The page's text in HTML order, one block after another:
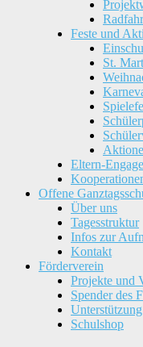
Feste und
St.
Eltern-
Offene
Über uns
Tagesstruktur
Infos zur
Kontakt
Förderverein
Projekte und
Spender des
Unterstützung
Schulshop